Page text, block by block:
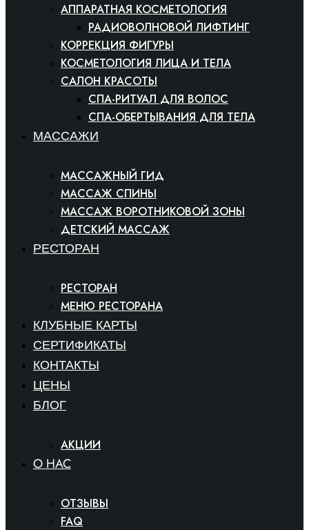
АППАРАТНАЯ КОСМЕТОЛОГИЯ
РАДИОВОЛНОВОЙ ЛИФТИНГ
КОРРЕКЦИЯ ФИГУРЫ
КОСМЕТОЛОГИЯ ЛИЦА И ТЕЛА
САЛОН КРАСОТЫ
СПА-РИТУАЛ ДЛЯ ВОЛОС
СПА-ОБЕРТЫВАНИЯ ДЛЯ ТЕЛА
МАССАЖИ
МАССАЖНЫЙ ГИД
МАССАЖ СПИНЫ
МАССАЖ ВОРОТНИКОВОЙ ЗОНЫ
ДЕТСКИЙ МАССАЖ
РЕСТОРАН
РЕСТОРАН
МЕНЮ РЕСТОРАНА
КЛУБНЫЕ КАРТЫ
СЕРТИФИКАТЫ
КОНТАКТЫ
ЦЕНЫ
БЛОГ
АКЦИИ
O HAC
ОТЗЫВЫ
FAQ